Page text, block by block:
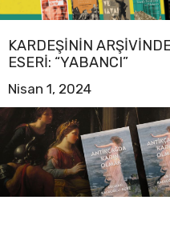
KARDEŞININ
ESERI: “YABANCI”
Nisan 1, 2024